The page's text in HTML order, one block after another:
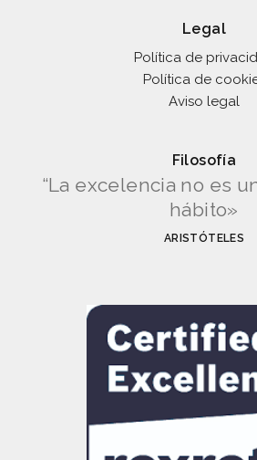
Legal
Política de
Política de
Aviso legal
Filosofía
“La excelencia no es
hábito»
ARISTÓTELES